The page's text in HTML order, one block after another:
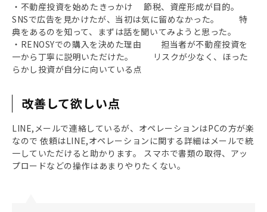
・不動産投資を始めたきっかけ 節税、資産形成が目的。
SNSで広告を見かけたが、当初は気に留めなかった。 特
典をあるのを知って、まずは話を聞いてみようと思った。
・RENOSYでの購入を決めた理由 担当者が不動産投資を
一から丁寧に説明いただけた。 リスクが少なく、ほった
らかし投資が自分に向いている点
改善して欲しい点
LINE,メールで連絡しているが、オペレーションはPCの方が楽
なので 依頼はLINE,オペレーションに関する詳細はメールで統
一していただけると助かります。 スマホで書類の取得、アッ
プロードなどの操作はあまりやりたくない。